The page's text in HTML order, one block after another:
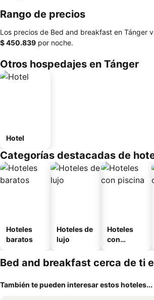
Rango de precios
Los precios de Bed and breakfast en Tánger
‎$ 450.839 por noche.
Otros hospedajes en Tánger
Hotel
Categorías destacadas de
Hoteles
baratos
Hoteles de
lujo
Hoteles
con
Bed and breakfast cerca de ti
También te pueden interesar estos hoteles...